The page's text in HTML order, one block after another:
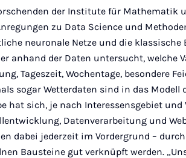
der Institute für Mathematik
zu Data Science und
neuronale Netze und die
anhand der Daten untersucht, welche
Tageszeit, Wochentage, besondere
sogar Wetterdaten sind in das
hat sich, je nach Interessensgebiet
Datenverarbeitung und
dabei jederzeit im Vordergrund –
Bausteine gut verknüpft werden.